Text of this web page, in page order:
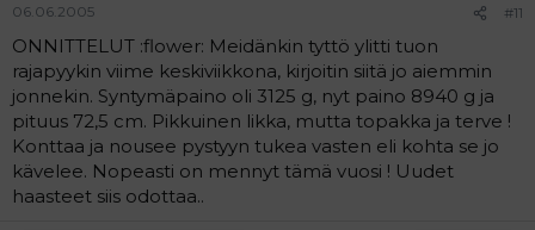
06.06.2005 #11
ONNITTELUT :flower: Meidänkin tyttö ylitti tuon
rajapyykin viime keskiviikkona, kirjoitin siitä jo aiemmin
jonnekin. Syntymäpaino oli 3125 g, nyt paino 8940 g ja
pituus 72,5 cm. Pikkuinen likka, mutta topakka ja terve !
Konttaa ja nousee pystyyn tukea vasten eli kohta se jo
kävelee. Nopeasti on mennyt tämä vuosi ! Uudet
haasteet siis odottaa..